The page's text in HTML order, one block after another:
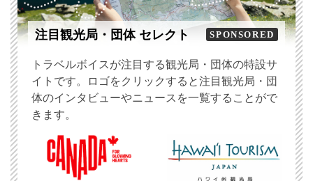
注目観光局・団体 セレクト SPONSORED
トラベルボイスが注目する観光局・団体の特設サ
イトです。ロゴをクリックすると注目観光局・団
体のインタビューやニュースを一覧することがで
きます。